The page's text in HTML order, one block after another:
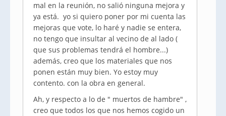
mal en la reunión, no salió ninguna mejora y
ya está. yo si quiero poner por mi cuenta las
mejoras que vote, lo haré y nadie se entera,
no tengo que insultar al vecino de al lado (
que sus problemas tendrá el hombre...)
además, creo que los materiales que nos
ponen están muy bien. Yo estoy muy
contento. con la obra en general.
Ah, y respecto a lo de " muertos de hambre" ,
creo que todos los que nos hemos cogido un